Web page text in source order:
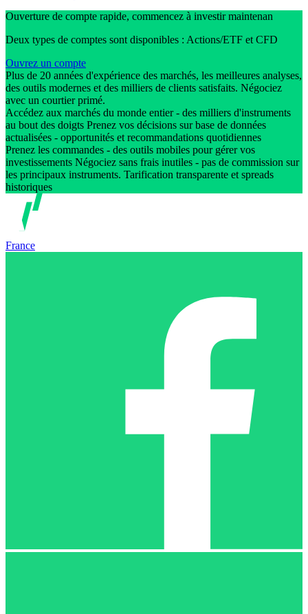
Ouverture de compte rapide, commencez à investir maintenan
Deux types de comptes sont disponibles : Actions/ETF et CFD
Ouvrez un compte
Plus de 20 années d'expérience des marchés, les meilleures analyses,
des outils modernes et des milliers de clients satisfaits. Négociez
avec un courtier primé.
Accédez aux marchés du monde entier - des milliers d'instruments
au bout des doigts Prenez vos décisions sur base de données
actualisées - opportunités et recommandations quotidiennes
Prenez les commandes - des outils mobiles pour gérer vos
investissements Négociez sans frais inutiles - pas de commission sur
les principaux instruments. Tarification transparente et spreads
historiques
France